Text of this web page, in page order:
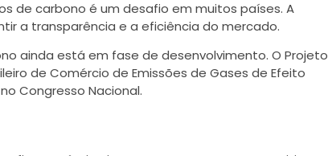
de carbono é um desafio em muitos países. A
a transparência e a eficiência do mercado.
ainda está em fase de desenvolvimento. O Projeto
de Comércio de Emissões de Gases de Efeito
Congresso Nacional.